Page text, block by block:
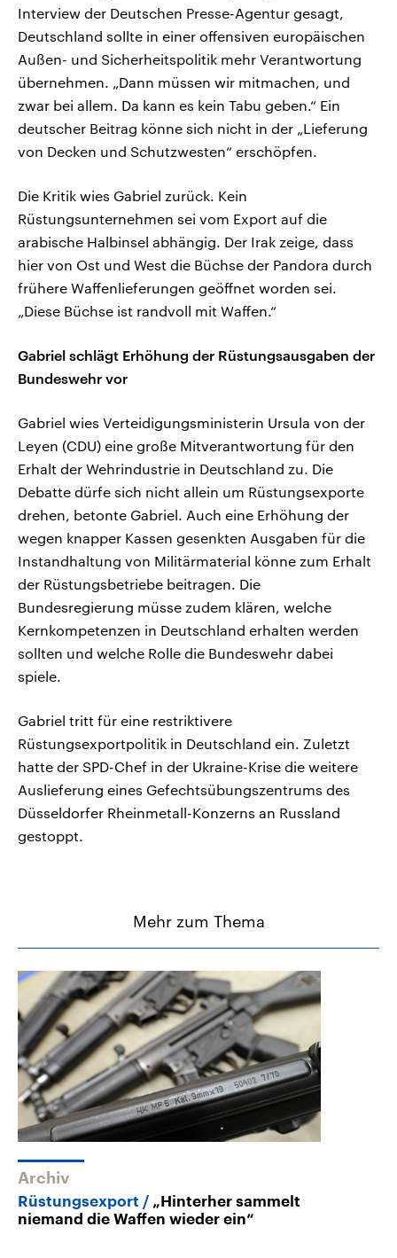
Interview der Deutschen Presse-Agentur gesagt,
Deutschland sollte in einer offensiven europäischen
Außen- und Sicherheitspolitik mehr Verantwortung
übernehmen. „Dann müssen wir mitmachen, und
zwar bei allem. Da kann es kein Tabu geben.“ Ein
deutscher Beitrag könne sich nicht in der „Lieferung
von Decken und Schutzwesten“ erschöpfen.
Die Kritik wies Gabriel zurück. Kein
Rüstungsunternehmen sei vom Export auf die
arabische Halbinsel abhängig. Der Irak zeige, dass
hier von Ost und West die Büchse der Pandora durch
frühere Waffenlieferungen geöffnet worden sei.
„Diese Büchse ist randvoll mit Waffen.“
Gabriel schlägt Erhöhung der Rüstungsausgaben der
Bundeswehr vor
Gabriel wies Verteidigungsministerin Ursula von der
Leyen (CDU) eine große Mitverantwortung für den
Erhalt der Wehrindustrie in Deutschland zu. Die
Debatte dürfe sich nicht allein um Rüstungsexporte
drehen, betonte Gabriel. Auch eine Erhöhung der
wegen knapper Kassen gesenkten Ausgaben für die
Instandhaltung von Militärmaterial könne zum Erhalt
der Rüstungsbetriebe beitragen. Die
Bundesregierung müsse zudem klären, welche
Kernkompetenzen in Deutschland erhalten werden
sollten und welche Rolle die Bundeswehr dabei
spiele.
Gabriel tritt für eine restriktivere
Rüstungsexportpolitik in Deutschland ein. Zuletzt
hatte der SPD-Chef in der Ukraine-Krise die weitere
Auslieferung eines Gefechtsübungszentrums des
Düsseldorfer Rheinmetall-Konzerns an Russland
gestoppt.
Mehr zum Thema
Archiv
Rüstungsexport
„Hinterher sammelt
niemand die Waffen wieder ein“